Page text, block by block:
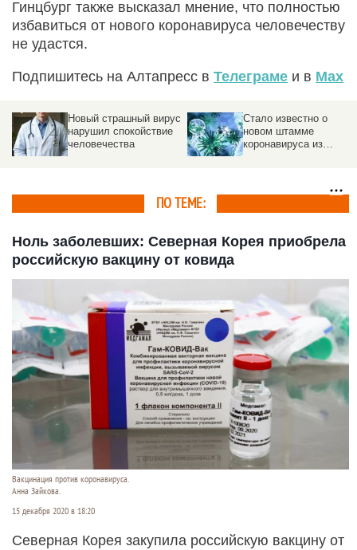
Гинцбург также высказал мнение, что полностью
избавиться от нового коронавируса человечеству
не удастся.
Подпишитесь на Алтапресс в Телеграме и в Max
Новый страшный вирус
нарушил спокойствие
человечества
Стало известно о
новом штамме
коронавируса из
ПО ТЕМЕ:
Ноль заболевших: Северная Корея приобрела
российскую вакцину от ковида
Вакцинация против коронавируса.
Анна Зайкова.
15 декабря 2020 в 18:20
Северная Корея закупила российскую вакцину от